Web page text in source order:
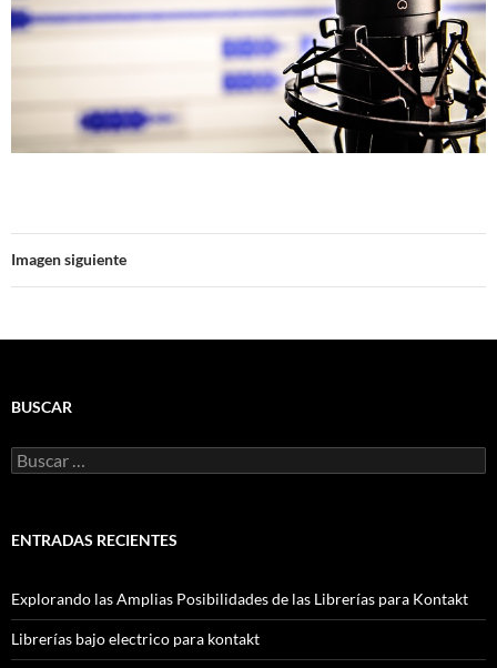
Imagen siguiente
BUSCAR
Buscar:
ENTRADAS RECIENTES
Explorando las Amplias Posibilidades de las Librerías para Kontakt
Librerías bajo electrico para kontakt